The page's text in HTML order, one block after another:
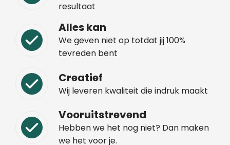
resultaat
Alles kan
We geven niet op totdat jij 100%
tevreden bent
Creatief
Wij leveren kwaliteit die indruk maakt
Vooruitstrevend
Hebben we het nog niet? Dan maken
we het voor je.